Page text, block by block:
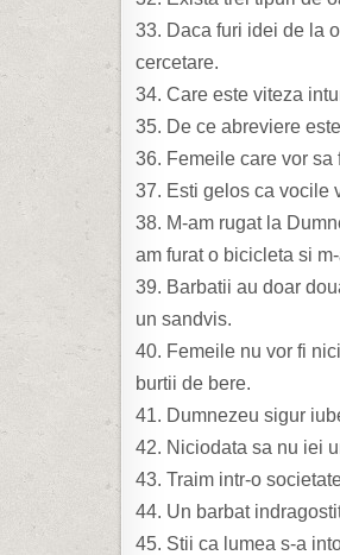
33. Daca furi idei de la
cercetare.
34. Care este viteza
35. De ce abreviere
36. Femeile care vor
37. Esti gelos ca vocile
38. M-am rugat la
am furat o bicicleta si
39. Barbatii au doar
un sandvis.
40. Femeile nu vor fi
burtii de bere.
41. Dumnezeu sigur
42. Niciodata sa nu iei
43. Traim intr-o
44. Un barbat
45. Stii ca lumea s-a